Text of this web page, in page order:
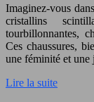
Imaginez-vous
cristallins
tourbillonnantes,
Ces chaussures,
une féminité et
Lire la suite